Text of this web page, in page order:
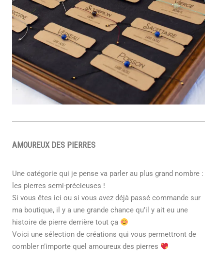
AMOUREUX DES PIERRES
Une catégorie qui je pense va parler au plus grand nombre :
les pierres semi-précieuses !
Si vous êtes ici ou si vous avez déjà passé commande sur
ma boutique, il y a une grande chance qu’il y ait eu une
histoire de pierre derrière tout ça
Voici une sélection de créations qui vous permettront de
combler n’importe quel amoureux des pierres